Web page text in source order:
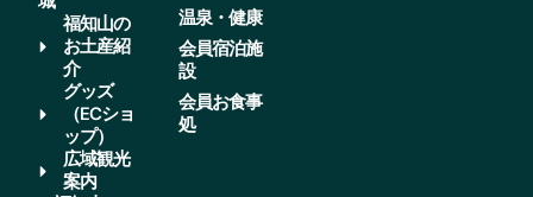
福知山の
お土産紹
介
グッズ
（ECショ
ップ）
広域観光
案内
温泉・健康
会員宿泊施
設
会員お食事
処